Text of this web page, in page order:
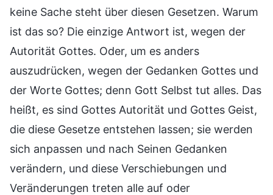
keine Sache steht über diesen Gesetzen. Warum
ist das so? Die einzige Antwort ist, wegen der
Autorität Gottes. Oder, um es anders
auszudrücken, wegen der Gedanken Gottes und
der Worte Gottes; denn Gott Selbst tut alles. Das
heißt, es sind Gottes Autorität und Gottes Geist,
die diese Gesetze entstehen lassen; sie werden
sich anpassen und nach Seinen Gedanken
verändern, und diese Verschiebungen und
Veränderungen treten alle auf oder